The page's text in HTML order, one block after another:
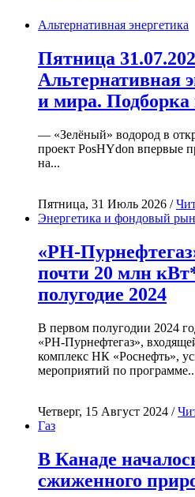
Альтернативная энергетика
Пятница
Альтернативная
и мира. Подборка
— «Зелёный» водород в
проект PosHYdon впервые
на...
Пятница, 31 Июль 2026 /
Энергетика и фондовый
«РН-
почти 20 млн
полугодие 2024
В первом полугодии 2024
«РН-Пурнефтегаз»,
комплекс НК «Роснефть»,
мероприятий по
Четверг, 15 Август 2024 /
Газ
В Канаде
сжиженного